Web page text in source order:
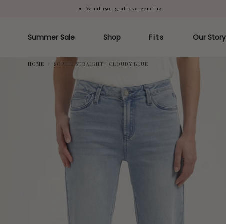
Vanaf 150- gratis verzending
Summer Sale Shop Fits Our Story
HOME / SOPHIE STRAIGHT | CLOUDY BLUE